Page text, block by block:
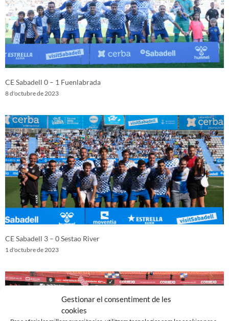
Gestionar el consentiment de les
cookies
CE Sabadell 0 – 1 Fuenlabrada
8 d'octubre de 2023
CE Sabadell 3 – 0 Sestao River
1 d'octubre de 2023